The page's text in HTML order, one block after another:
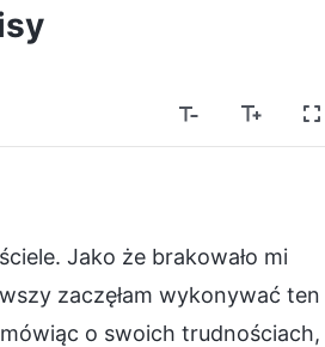
Jako że brakowało mi
zaczęłam wykonywać ten
o swoich trudnościach,